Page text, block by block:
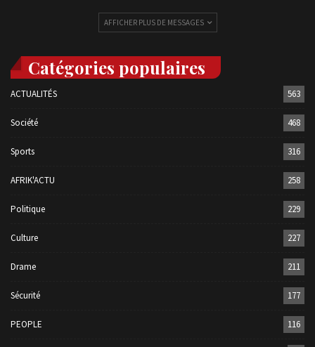
AFFICHER PLUS DE MESSAGES
Catégories populaires
ACTUALITÉS 563
Société 468
Sports 316
AFRIK'ACTU 258
Politique 229
Culture 227
Drame 211
Sécurité 177
PEOPLE 116